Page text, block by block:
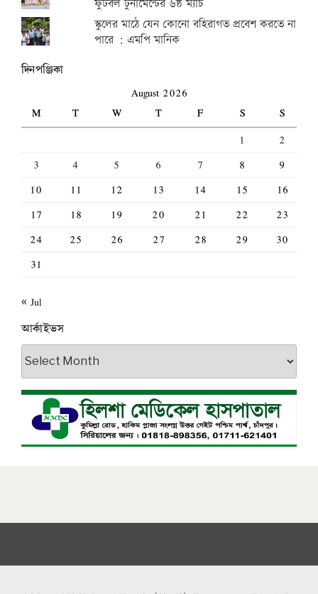
ফুটবল টুর্নামেন্টের ৬ষ্ঠ ম্যাচ
স্কুলের মাঠে যেন কোনো বহিরাগত প্রবেশ করতে না
পারে : এমপি মানিক
দিনপঞ্জিকা
August 2026
M
T W T F S
S
1
2
3
4 5 6 7 8
9
10
11 12 13 14 15
16
17
18 19 20 21 22
23
24
25 26 27 28 29
30
31
« Jul
আর্কাইভস
আর্কাইভস